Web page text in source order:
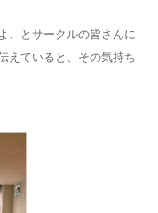
、とサークルの皆さんに
えていると、その気持ち